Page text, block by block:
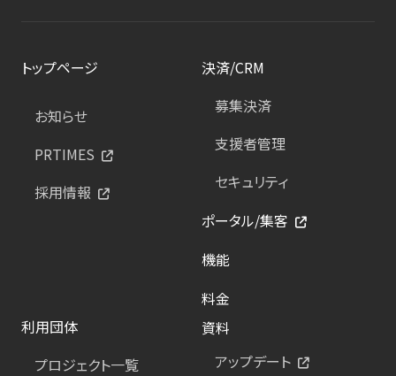
トップページ
お知らせ
PRTIMES
採用情報
決済/CRM
募集決済
支援者管理
セキュリティ
ポータル/集客
機能
料金
利用団体
プロジェクト一覧
資料
アップデート